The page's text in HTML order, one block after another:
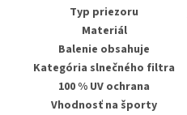
Typ priezoru
Materiál
Balenie obsahuje
Kategória slnečného filtra
100 % UV ochrana
Vhodnosť na športy